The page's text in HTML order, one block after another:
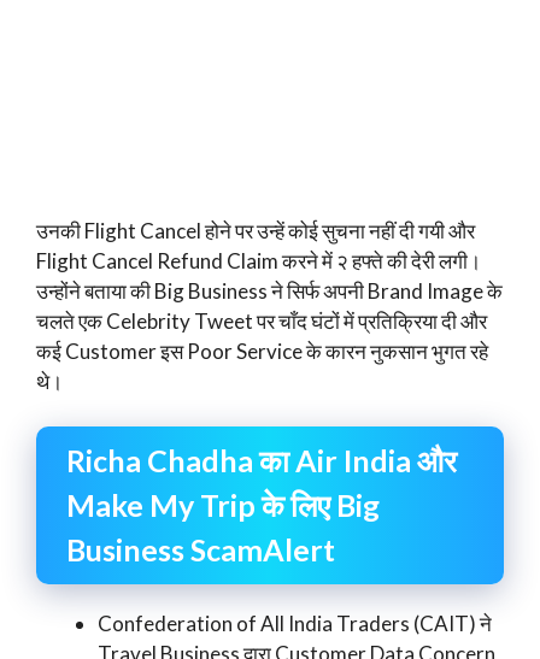
उनकी Flight Cancel होने पर उन्हें कोई सुचना नहीं दी गयी और
Flight Cancel Refund Claim करने में २ हफ्ते की देरी लगी।
उन्होंने बताया की Big Business ने सिर्फ अपनी Brand Image के
चलते एक Celebrity Tweet पर चाँद घंटों में प्रतिक्रिया दी और
कई Customer इस Poor Service के कारन नुकसान भुगत रहे
थे।
Richa Chadha का Air India और
Make My Trip के लिए Big
Business ScamAlert
Confederation of All India Traders (CAIT) ने
Travel Business द्वारा Customer Data Concern